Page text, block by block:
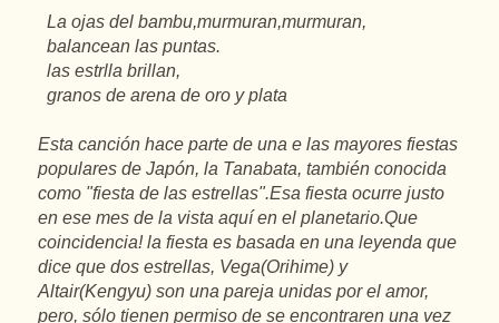
La ojas del bambu,murmuran,murmuran,
balancean las puntas.
las estrlla brillan,
granos de arena de oro yplata
Esta canción hace parte de una e las mayores fiestas
populares de Japón, la Tanabata, también conocida
como "fiesta de las estrellas".Esa fiesta ocurre justo
en ese mes de la vista aquí en el planetario.Que
coincidencia! la fiesta es basada en una leyenda que
dice que dos estrellas, Vega(Orihime) y
Altair(Kengyu) son una pareja unidas por el amor,
pero, sólo tienen permiso de se encontraren una vez